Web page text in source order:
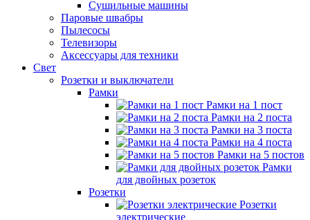
Сушильные машины
Паровые швабры
Пылесосы
Телевизоры
Аксессуары для техники
Свет
Розетки и выключатели
Рамки
Рамки на 1 пост
Рамки на 2 поста
Рамки на 3 поста
Рамки на 4 поста
Рамки на 5 постов
Рамки
для двойных розеток
Розетки
Розетки
электрические